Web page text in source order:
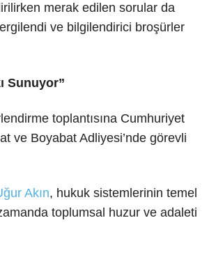
merak edilen sorular da
ve bilgilendirici broşürler
Sunuyor”
toplantısına Cumhuriyet
ve Boyabat Adliyesi’nde görevli
Akın, hukuk sistemlerinin temel
toplumsal huzur ve adaleti